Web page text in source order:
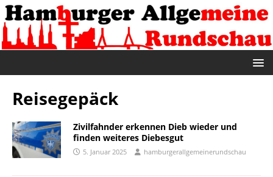
Reisegepäck
Zivilfahnder erkennen Dieb wieder und
finden weiteres Diebesgut
5. Januar 2025 hamburgerallgemeinerundschau